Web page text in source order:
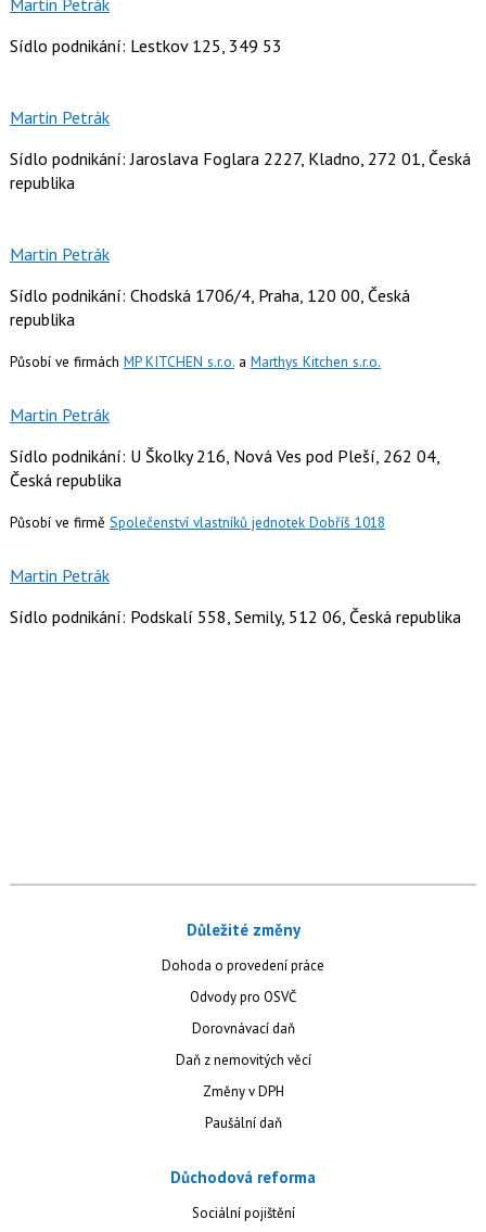
Sídlo podnikání: Lestkov 125, 349 53
Martin Petrák
Sídlo podnikání: Jaroslava Foglara 2227, Kladno, 272 01, Česká
republika
Martin Petrák
Sídlo podnikání: Chodská 1706/4, Praha, 120 00, Česká
republika
Působí ve firmách MP KITCHEN s.r.o.a Marthys Kitchen s.r.o.
Martin Petrák
Sídlo podnikání: U Školky 216, Nová Ves pod Pleší, 262 04,
Česká republika
Působí ve firmě Společenství vlastníků jednotek Dobříš 1018
Martin Petrák
Sídlo podnikání: Podskalí 558, Semily, 512 06, Česká republika
Důležité změny
Dohoda o provedení práce
Odvody pro OSVČ
Dorovnávací daň
Daň z nemovitých věcí
Změny v DPH
Paušální daň
Důchodová reforma
Sociální pojištění